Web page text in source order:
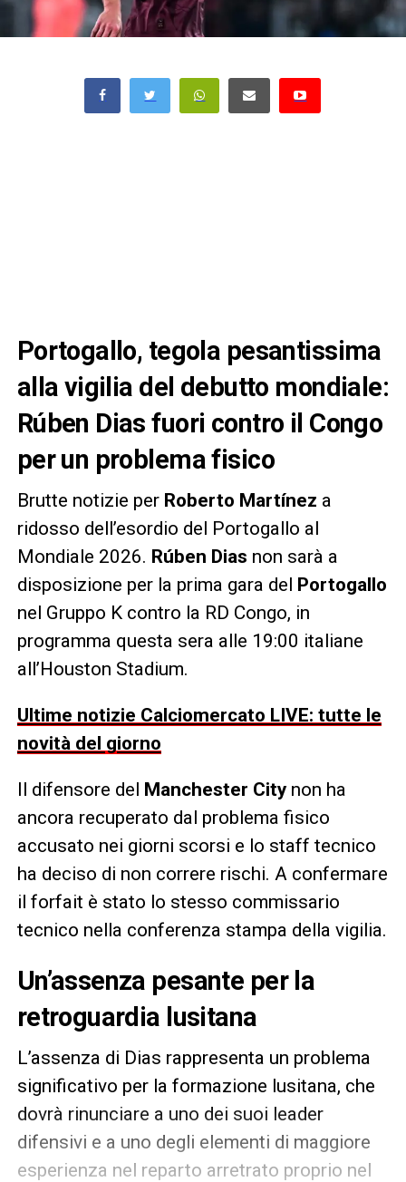
Portogallo, tegola pesantissima
alla vigilia del debutto mondiale:
Rúben Dias fuori contro il Congo
per un problema fisico
Brutte notizie per Roberto Martínez a
ridosso dell’esordio del Portogallo al
Mondiale 2026. Rúben Dias non sarà a
disposizione per la prima gara del Portogallo
nel Gruppo K contro la RD Congo, in
programma questa sera alle 19:00 italiane
all’Houston Stadium.
Ultime notizie Calciomercato LIVE: tutte le
novità del giorno
Il difensore del Manchester Citynon ha
ancora recuperato dal problema fisico
accusato nei giorni scorsi e lo staff tecnico
ha deciso di non correre rischi. A confermare
il forfait è stato lo stesso commissario
tecnico nella conferenza stampa della vigilia.
Un’assenza pesante per la
retroguardia lusitana
L’assenza di Dias rappresenta un problema
significativo per la formazione lusitana, che
dovrà rinunciare a uno dei suoi leader
difensivi e a uno degli elementi di maggiore
esperienza nel reparto arretrato proprio nel